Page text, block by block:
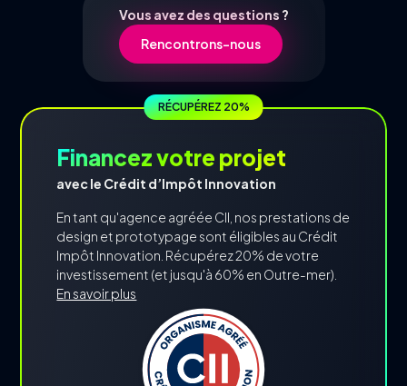
Vous avez des questions ?
Rencontrons-nous
RÉCUPÉREZ 20%
Financez votre projet
avec le Crédit d’Impôt Innovation
En tant qu'agence agréée CII, nos prestations de
design et prototypage sont éligibles au Crédit
Impôt Innovation. Récupérez 20% de votre
investissement (et jusqu'à 60% en Outre-mer).
En savoir plus